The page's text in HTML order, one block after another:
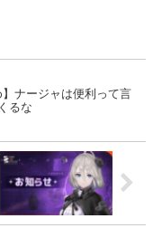
】ナージャは便利って言
るな